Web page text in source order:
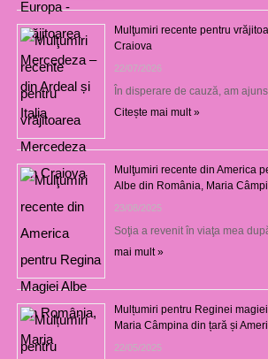
Mulţumiri recente pentru
Craiova
22/07/2026
În disperare de cauză, am
Citește mai mult »
Mulţumiri recente din America
Albe din România, Maria
23/08/2025
Soţia a revenit în viaţa mea
mai mult »
Mulțumiri pentru Reginei
Maria Câmpina din țară și
22/05/2025